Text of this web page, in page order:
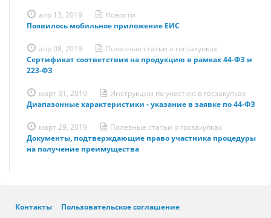
апр 13, 2019
Новости
Появилось мобильное приложение ЕИС
апр 08, 2019
Полезные статьи о госзакупках
Сертификат соответствия на продукцию в рамках 44-ФЗ и
223-ФЗ
март 31, 2019
Инструкции по участию в госзакупках
Диапазонные характеристики - указание в заявке по 44-ФЗ
март 29, 2019
Полезные статьи о госзакупках
Документы, подтверждающие право участника процедуры
на получение преимущества
Контакты
Пользовательское соглашение